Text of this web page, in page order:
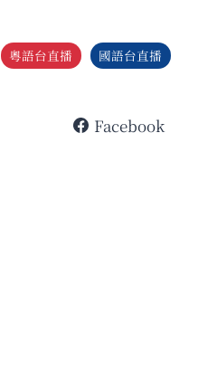
粵語台直播 國語台直播
Facebook